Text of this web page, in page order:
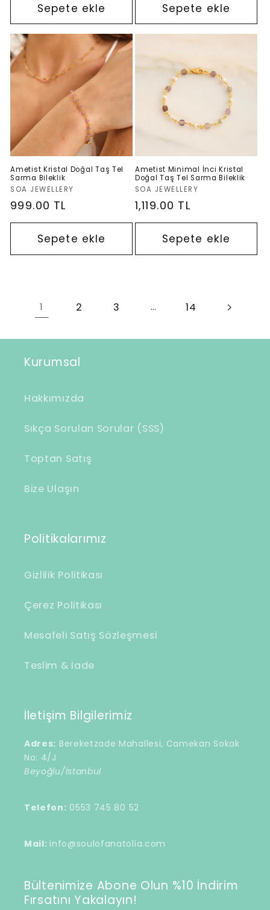
Sepete ekle Sepete ekle
Ametist Kristal Doğal Taş Tel
Sarma Bileklik
Satıcı:
SOA JEWELLERY
Normal
fiyat
999.00 TL
Sepete ekle
Ametist Minimal İnci Kristal
Doğal Taş Tel Sarma Bileklik
Satıcı:
SOA JEWELLERY
Normal
fiyat
1,119.00 TL
Sepete ekle
1 2 3 … 14
Kurumsal
Hakkımızda
Sıkça Sorulan Sorular (SSS)
Toptan Satış
Bize Ulaşın
Politikalarımız
Gizlilik Politikası
Çerez Politikası
Mesafeli Satış Sözleşmesi
Teslim & İade
İletişim Bilgilerimiz
Adres: Bereketzade Mahallesi, Camekan Sokak
No: 4/J
Beyoğlu/İstanbul
Telefon: 0553 745 80 52
Mail: info@soulofanatolia.com
Bültenimize Abone Olun %10 İndirim
Fırsatını Yakalayın!